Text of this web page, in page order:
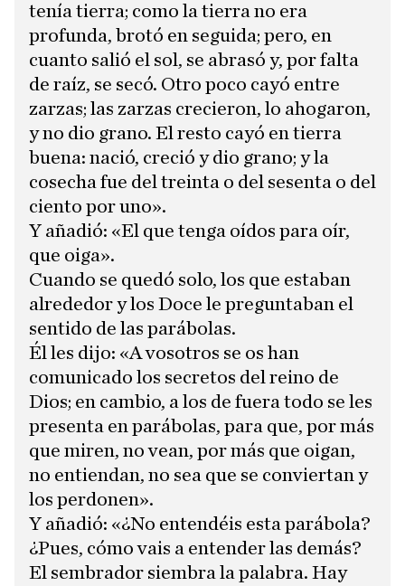
tenía tierra; como la tierra no era
profunda, brotó en seguida; pero, en
cuanto salió el sol, se abrasó y, por falta
de raíz, se secó. Otro poco cayó entre
zarzas; las zarzas crecieron, lo ahogaron,
y no dio grano. El resto cayó en tierra
buena: nació, creció y dio grano; y la
cosecha fue del treinta o del sesenta o del
ciento por uno».
Y añadió: «El que tenga oídos para oír,
que oiga».
Cuando se quedó solo, los que estaban
alrededor y los Doce le preguntaban el
sentido de las parábolas.
Él les dijo: «A vosotros se os han
comunicado los secretos del reino de
Dios; en cambio, a los de fuera todo se les
presenta en parábolas, para que, por más
que miren, no vean, por más que oigan,
no entiendan, no sea que se conviertan y
los perdonen».
Y añadió: «¿No entendéis esta parábola?
¿Pues, cómo vais a entender las demás?
El sembrador siembra la palabra. Hay